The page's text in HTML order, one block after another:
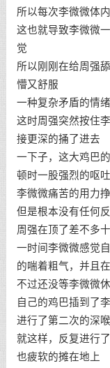
所以每次李微微体
这也就导致李微微
觉
所以刚刚在给周强
懵又舒服
一种复杂矛盾的情
这时周强突然按住
接更深的捅了进去
一下子，这大鸡巴
顿时一股强烈的呕
李微微痛苦的用力
但是根本没有任何
周强在顶了差不多
一时间李微微感觉
的喘着粗气，并且
不过还没等李微微
自己的鸡巴插到了
进行了第二次的深喉
就这样，反复进行
也疲软的摊在地上